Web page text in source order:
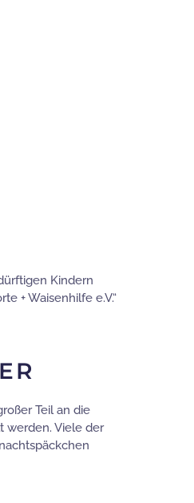
Kindern
+ Waisenhilfe e.V.“
Teil an die
werden. Viele der